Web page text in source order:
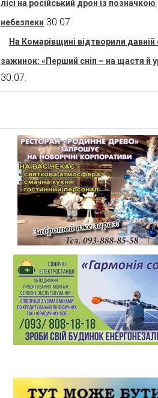
лісі на російський дрон із позначкою
небезпеки 30.07.
На Комарівщині відтворили давній
зажинок: «Перший сніп – на щастя й
30.07.